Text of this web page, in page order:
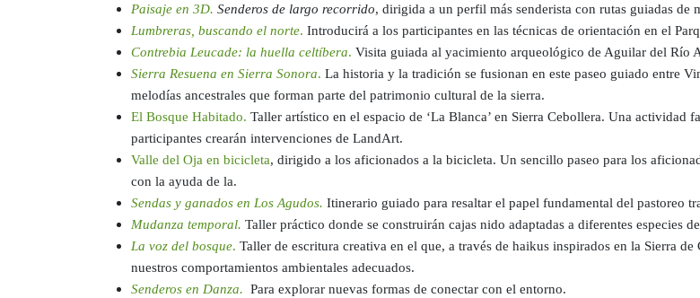
Paisaje en 3D. Senderos de largo recorrido, dirigida a un perfil más senderista con rutas guiadas de
Lumbreras, buscando el norte. Introducirá a los participantes en las técnicas de orientación en el
Contrebia Leucade: la huella celtíbera. Visita guiada al yacimiento arqueológico de Aguilar del Río
Sierra Resuena en Sierra Sonora. La historia y la tradición se fusionan en este paseo guiado entre
melodías ancestrales que forman parte del patrimonio cultural de la sierra.
El Bosque Habitado. Taller artístico en el espacio de ‘La Blanca’ en Sierra Cebollera. Una
participantes crearán intervenciones de LandArt.
Valle del Oja en bicicleta, dirigido a los aficionados a la bicicleta. Un sencillo paseo para los
con la ayuda de la.
Sendas y ganados en Los Agudos. Itinerario guiado para resaltar el papel fundamental del pastoreo
Mudanza temporal. Taller práctico donde se construirán cajas nido adaptadas a diferentes especies
La voz del bosque. Taller de escritura creativa en el que, a través de haikus inspirados en la Sierra
nuestros comportamientos ambientales adecuados.
Senderos en Danza. Para explorar nuevas formas de conectar con el entorno.